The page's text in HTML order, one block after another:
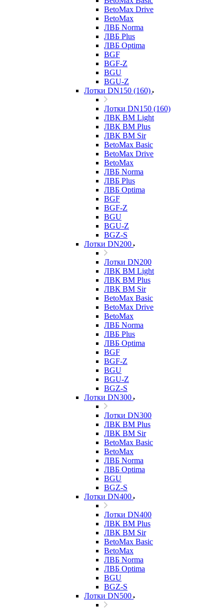
BetoMax Drive
BetoMax
ЛВБ Norma
ЛВБ Plus
ЛВБ Optima
BGF
BGF-Z
BGU
BGU-Z
Лотки DN150 (160)
Лотки DN150 (160)
ЛВК ВМ Light
ЛВК ВМ Plus
ЛВК ВМ Sir
BetoMax Basic
BetoMax Drive
BetoMax
ЛВБ Norma
ЛВБ Plus
ЛВБ Optima
BGF
BGF-Z
BGU
BGU-Z
BGZ-S
Лотки DN200
Лотки DN200
ЛВК ВМ Light
ЛВК ВМ Plus
ЛВК ВМ Sir
BetoMax Basic
BetoMax Drive
BetoMax
ЛВБ Norma
ЛВБ Plus
ЛВБ Optima
BGF
BGF-Z
BGU
BGU-Z
BGZ-S
Лотки DN300
Лотки DN300
ЛВК ВМ Plus
ЛВК ВМ Sir
BetoMax Basic
BetoMax
ЛВБ Norma
ЛВБ Optima
BGU
BGZ-S
Лотки DN400
Лотки DN400
ЛВК ВМ Plus
ЛВК ВМ Sir
BetoMax Basic
BetoMax
ЛВБ Norma
ЛВБ Optima
BGU
BGZ-S
Лотки DN500